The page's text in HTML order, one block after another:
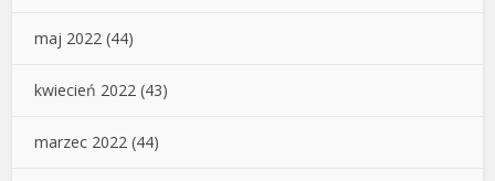
maj 2022 (44)
kwiecień 2022 (43)
marzec 2022 (44)